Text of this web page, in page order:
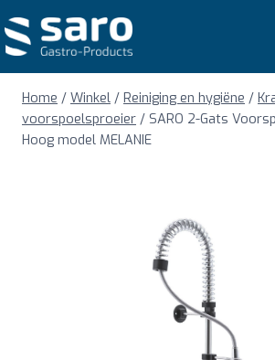
naar
inhoud
Home / Winkel / Reiniging en hygiëne /
voorspoelsproeier / SARO 2-Gats
Hoog model MELANIE